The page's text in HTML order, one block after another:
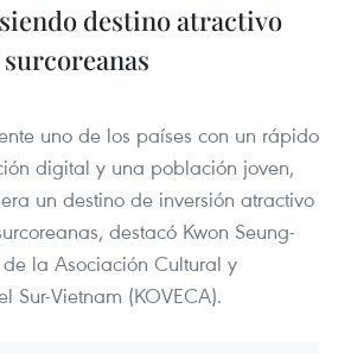
destino atractivo
uno de los países con un rápido
digital y una población joven,
un destino de inversión atractivo
destacó Kwon Seung-
la Asociación Cultural y
Sur-Vietnam (KOVECA).